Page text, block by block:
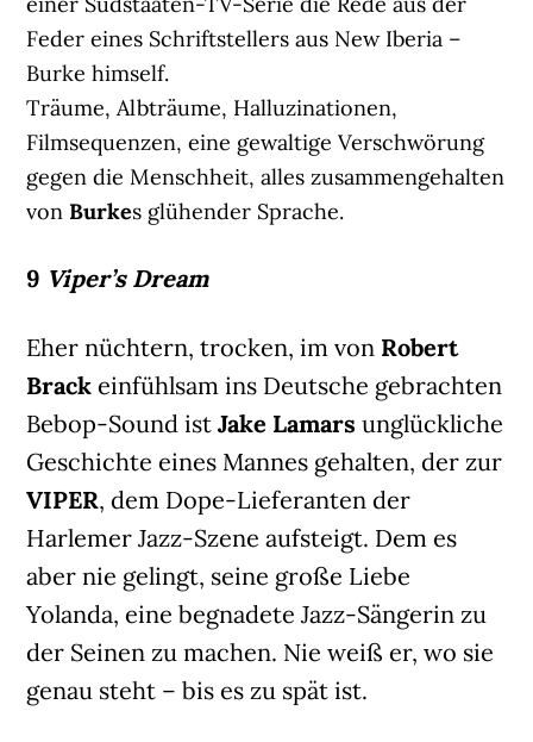
Feder eines Schriftstellers aus New Iberia –
Burke himself.
Träume, Albträume, Halluzinationen,
Filmsequenzen, eine gewaltige Verschwörung
gegen die Menschheit, alles zusammengehalten
vonBurkes glühender Sprache.
9 Viper’s Dream
Eher nüchtern, trocken, im von Robert
Brack einfühlsam ins Deutsche gebrachten
Bebop-Sound istJake Lamars unglückliche
Geschichte eines Mannes gehalten, der zur
VIPER, dem Dope-Lieferanten der
Harlemer Jazz-Szene aufsteigt. Dem es
aber nie gelingt, seine große Liebe
Yolanda, eine begnadete Jazz-Sängerin zu
der Seinen zu machen. Nie weiß er, wo sie
genau steht – bis es zu spät ist.